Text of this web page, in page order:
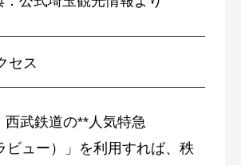
セス
西武鉄道の**人気特急
ビュー）」を利用すれば、秩